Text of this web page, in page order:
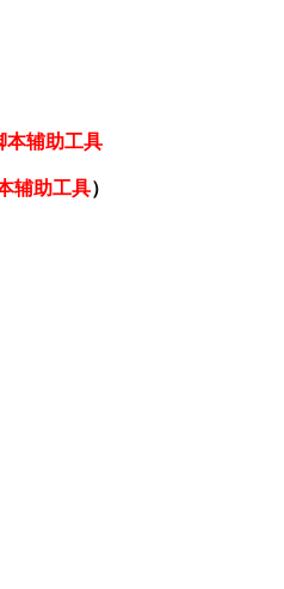
本辅助工具
辅助工具）